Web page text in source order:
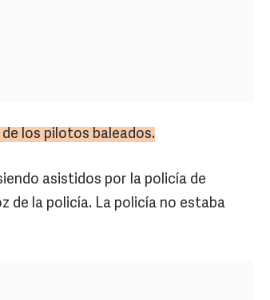
los pilotos baleados.
asistidos por la policía de
de la policía. La policía no estaba